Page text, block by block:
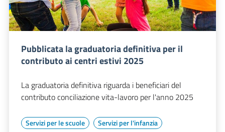
Pubblicata la graduatoria definitiva per il
contributo ai centri estivi 2025
La graduatoria definitiva riguarda i beneficiari del
contributo conciliazione vita-lavoro per l'anno 2025
Servizi per le scuole
Servizi per l'infanzia